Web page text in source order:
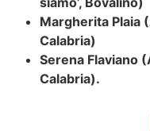
Margherita Plaia
Calabria)
Serena Flaviano
Calabria).